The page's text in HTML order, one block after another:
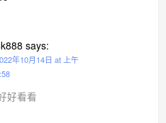
says:
年10月14日 at 上午
好看看